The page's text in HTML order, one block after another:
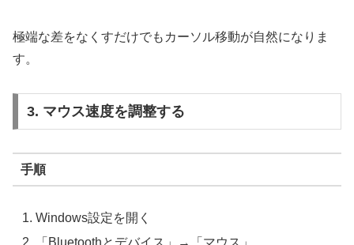
極端な差をなくすだけでもカーソル移動が自然になりま
す。
3. マウス速度を調整する
手順
Windows設定を開く